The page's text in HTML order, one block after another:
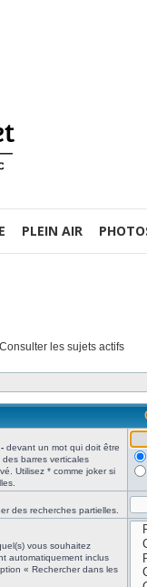
PLEIN AIR
Consulter les sujets actifs
- devant un mot qui doit être
barres verticales
Utilisez * comme joker si
des recherches partielles.
vous souhaitez
automatiquement inclus
« Rechercher dans les